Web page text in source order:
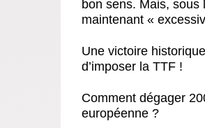
bon sens. Mais, sous
maintenant «
Une victoire
d’imposer la TTF !
Comment dégager
européenne ?